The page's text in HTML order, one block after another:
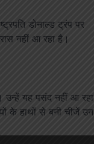
डोनाल्ड ट्रंप पर
नहीं आ रहा है।
उन्हें यह पसंद नहीं आ रहा
के हाथों से बनी चीजें उन
की एक बड़ी ताकत